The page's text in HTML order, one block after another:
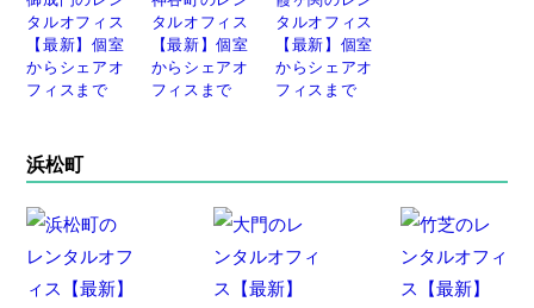
タルオフィス
【最新】個室
からシェアオ
フィスまで
タルオフィス
【最新】個室
からシェアオ
フィスまで
タルオフィス
【最新】個室
からシェアオ
フィスまで
浜松町